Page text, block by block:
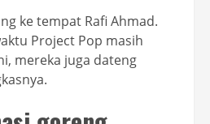
ke tempat Rafi Ahmad.
Project Pop masih
mereka juga dateng